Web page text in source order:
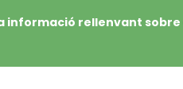
informació rellenvant sobre